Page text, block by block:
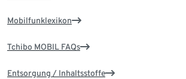
Mobilfunklexikon
Tchibo MOBIL FAQs
Entsorgung / Inhaltsstoffe